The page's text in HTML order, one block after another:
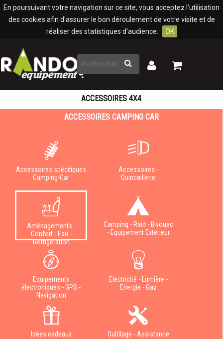
En poursuivant votre navigation sur ce site, vous acceptez l'utilisation
des cookies afin d'assurer le bon déroulement de votre visite et de
réaliser des statistiques d'audience.
OK
Rechercher
Mon
Mon
ACCESSOIRES 4X4
ACCESSOIRES CAMPING CAR
Accessoires spécifiques
Camping-Car
Accessoires -
Quincaillerie
Aménagements -
Confort - Eau -
Réfrigération
Camping - Raid - Bivouac
- Equipement Extérieur
Equipements
électroniques - GPS -
Navigation
Electricité - Lumière -
Energie - Gaz
Idées cadeaux Outillage - Assistance
Panneau de gestion des cookies